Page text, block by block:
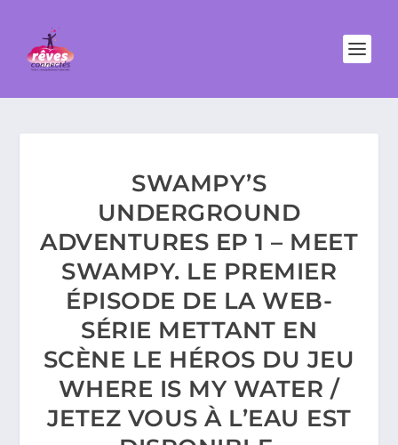
SWAMPY’S
UNDERGROUND
ADVENTURES EP 1 – MEET
SWAMPY. LE PREMIER
ÉPISODE DE LA WEB-
SÉRIE METTANT EN
SCÈNE LE HÉROS DU JEU
WHERE IS MY WATER /
JETEZ VOUS À L’EAU EST